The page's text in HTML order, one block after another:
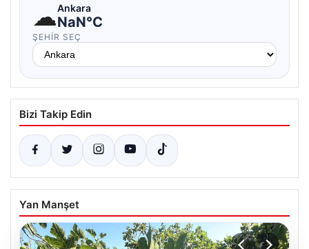
☁Ankara
NaN°C
ŞEHIR SEÇ
Bizi Takip Edin
Yan Manşet